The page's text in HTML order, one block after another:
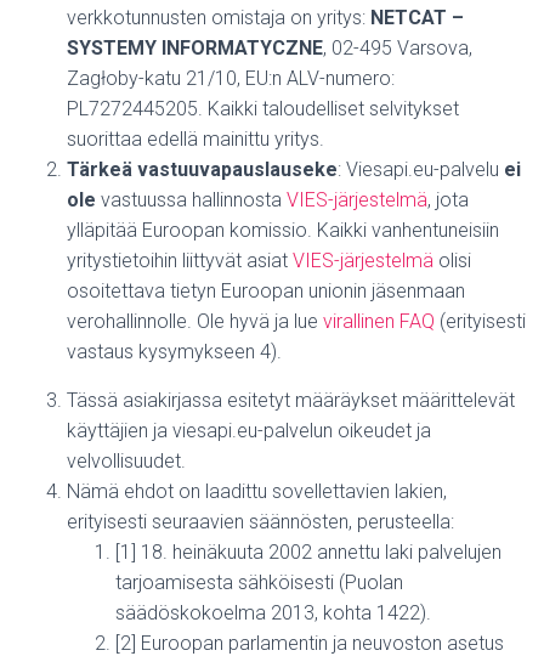
verkkotunnusten omistaja on yritys: NETCAT –
SYSTEMY INFORMATYCZNE, 02-495 Varsova,
Zagłoby-katu 21/10, EU:n ALV-numero:
PL7272445205. Kaikki taloudelliset selvitykset
suorittaa edellä mainittu yritys.
Tärkeä vastuuvapauslauseke: Viesapi.eu-palvelu ei
ole vastuussa hallinnosta VIES-järjestelmä, jota
ylläpitää Euroopan komissio. Kaikki vanhentuneisiin
yritystietoihin liittyvät asiat VIES-järjestelmä olisi
osoitettava tietyn Euroopan unionin jäsenmaan
verohallinnolle. Ole hyvä ja lue virallinen FAQ (erityisesti
vastaus kysymykseen 4).
Tässä asiakirjassa esitetyt määräykset määrittelevät
käyttäjien ja viesapi.eu-palvelun oikeudet ja
velvollisuudet.
Nämä ehdot on laadittu sovellettavien lakien,
erityisesti seuraavien säännösten, perusteella:
[1] 18. heinäkuuta 2002 annettu laki palvelujen
tarjoamisesta sähköisesti (Puolan
säädöskokoelma 2013, kohta 1422).
[2] Euroopan parlamentin ja neuvoston asetus